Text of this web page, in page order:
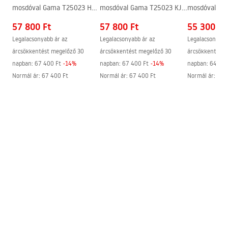
Instrukcja_montazu_meble.pdf
mosdóval Gama T25023 HHL
57 800 Ft
Legalacsonyabb ár az
árcsökkentést megelőző 30
napban: 67 400 Ft -14%
Normál ár: 67 400 Ft
mosdóval Gama T25023 KJM
57 800 Ft
Legalacsonyabb ár az
árcsökkentést megelőző 30
napban: 67 400 Ft -14%
Normál ár: 67 400 Ft
mosdóval
55 300 Ft
árcsökkentést
napban: 64
Normál ár: